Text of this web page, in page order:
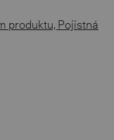
produktu, Pojistná